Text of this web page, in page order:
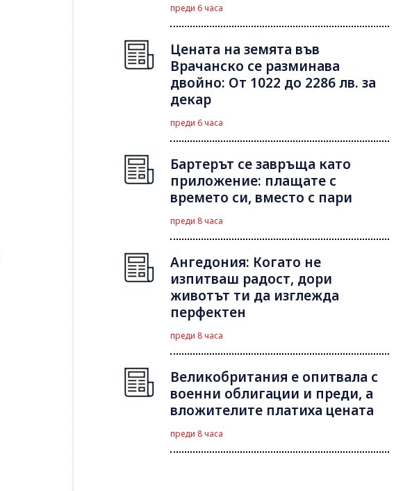
преди 6 часа
Цената на земята във
Врачанско се разминава
двойно: От 1022 до 2286 лв. за
декар
преди 6 часа
Бартерът се завръща като
приложение: плащате с
времето си, вместо с пари
преди 8 часа
Ангедония: Когато не
изпитваш радост, дори
животът ти да изглежда
перфектен
преди 8 часа
Великобритания е опитвала с
военни облигации и преди, а
вложителите платиха цената
преди 8 часа